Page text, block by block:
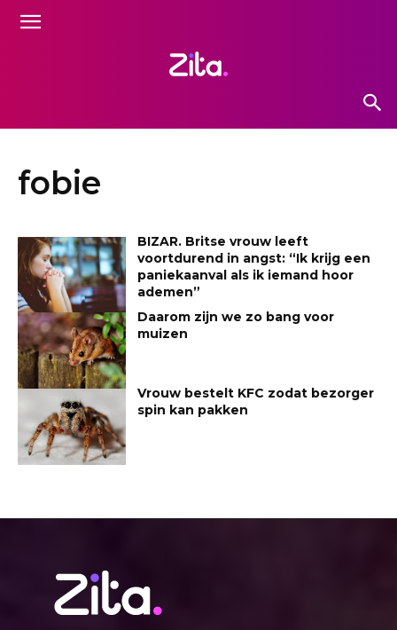
fobie
BIZAR. Britse vrouw leeft
voortdurend in angst: “Ik krijg een
paniekaanval als ik iemand hoor
ademen”
Daarom zijn we zo bang voor
muizen
Vrouw bestelt KFC zodat bezorger
spin kan pakken